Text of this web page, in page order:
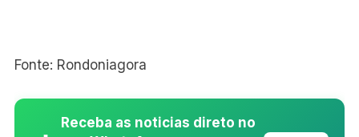
Fonte: Rondoniagora
Receba as noticias direto no